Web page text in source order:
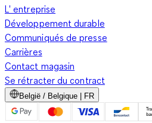
L' entreprise
Développement durable
Communiqués de presse
Carrières
Contact magasin
Se rétracter du contract
België / Belgique | FR